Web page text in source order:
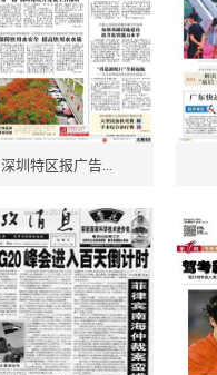
深圳特区报广告...